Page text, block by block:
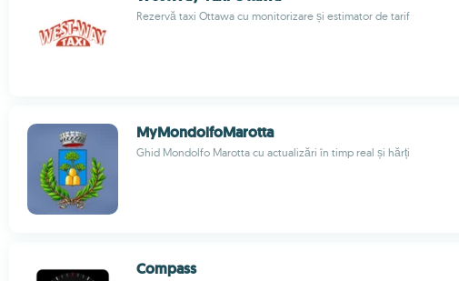
Rezervă taxi Ottawa cu monitorizare și estimator de tarif
MyMondolfoMarotta
Ghid Mondolfo Marotta cu actualizări în timp real și hărți
Compass